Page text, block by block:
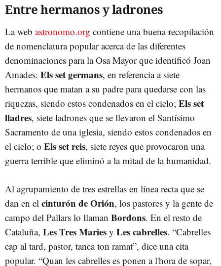
Entre hermanos y ladrones
La web astronomo.org contiene una buena recopilación
de nomenclatura popular acerca de las diferentes
denominaciones para la Osa Mayor que identificó Joan
Amades: Els set germans, en referencia a siete
hermanos que matan a su padre para quedarse con las
riquezas, siendo estos condenados en el cielo; Els set
lladres, siete ladrones que se llevaron el Santísimo
Sacramento de una iglesia, siendo estos condenados en
el cielo; o Els set reis, siete reyes que provocaron una
guerra terrible que eliminó a la mitad de la humanidad.
Al agrupamiento de tres estrellas en línea recta que se
dan en el cinturón de Orión, los pastores y la gente de
campo del Pallars lo llaman Bordons. En el resto de
Cataluña, Les Tres Maries y Les cabrelles. “Cabrelles
cap al tard, pastor, tanca ton ramat”, dice una cita
popular. “Quan les cabrelles es ponen a l'hora de sopar,